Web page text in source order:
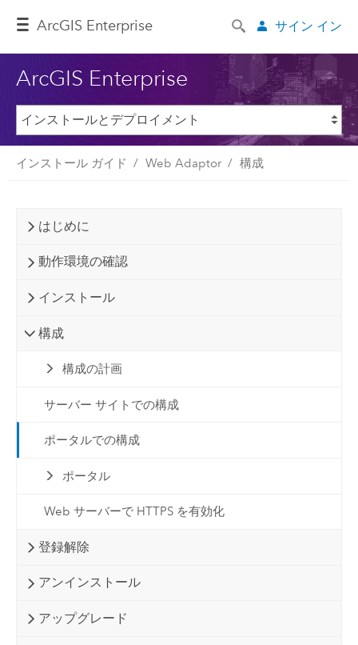
ArcGIS Enterprise サイン イン
ArcGIS Enterprise
インストール ガイド Web Adaptor 構成
はじめに
動作環境の確認
インストール
構成
構成の計画
サーバー サイトでの構成
ポータルでの構成
ポータル
Web サーバーで HTTPS を有効化
登録解除
アンインストール
アップグレード